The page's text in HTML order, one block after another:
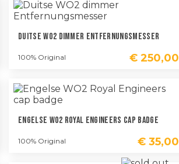
Duitse WO2 Dimmer Entfernungsmesser
100% Original € 250,00
Engelse WO2 Royal Engineers Cap Badge
100% Original € 35,00